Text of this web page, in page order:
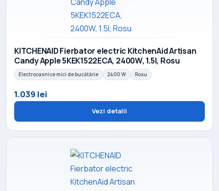
KITCHENAID Fierbator electric KitchenAid Artisan
Candy Apple 5KEK1522ECA, 2400W, 1.5l, Rosu
Electrocasnice mici de bucătărie 2400 W Rosu
1.039 lei
Vezi detalii